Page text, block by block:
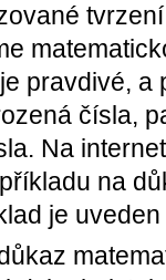
pravdivé, a
čísla,
Na
na
je